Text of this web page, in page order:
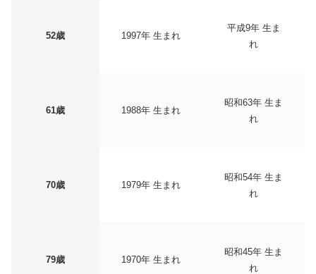
52歳 1997年 生まれ
平成9年 生ま
れ
61歳 1988年 生まれ
昭和63年 生ま
れ
70歳 1979年 生まれ
昭和54年 生ま
れ
79歳 1970年 生まれ
昭和45年 生ま
れ